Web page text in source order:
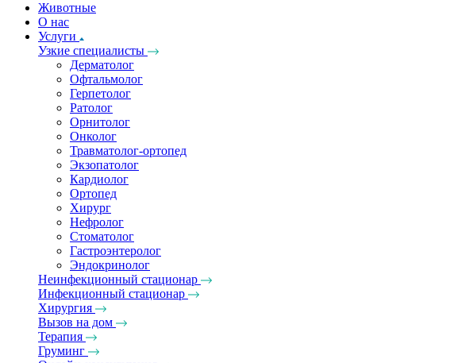
Животные
О нас
Услуги
Узкие специалисты
Дерматолог
Офтальмолог
Герпетолог
Ратолог
Орнитолог
Онколог
Травматолог-ортопед
Экзопатолог
Кардиолог
Ортопед
Хирург
Нефролог
Стоматолог
Гастроэнтеролог
Эндокринолог
Неинфекционный стационар
Инфекционный стационар
Хирургия
Вызов на дом
Терапия
Груминг